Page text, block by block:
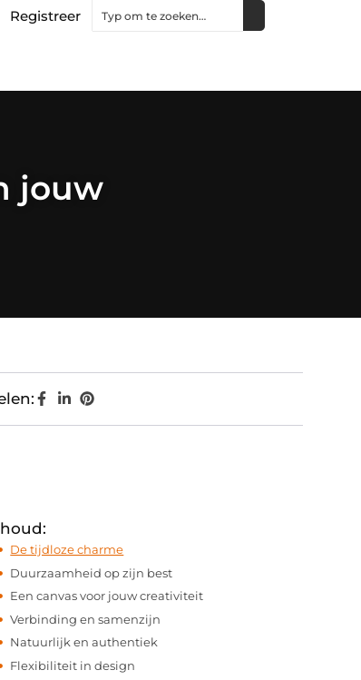
Registreer
jouw
De tijdloze charme
Duurzaamheid op zijn best
Een canvas voor jouw creativiteit
Verbinding en samenzijn
Natuurlijk en authentiek
Flexibiliteit in design